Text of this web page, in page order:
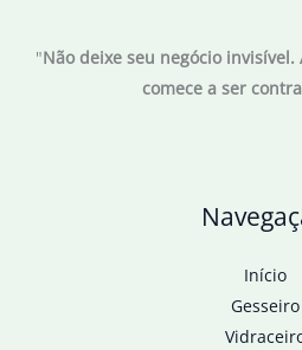
morre
"Não deixe seu negócio
comece a ser
Início
Gesseiro